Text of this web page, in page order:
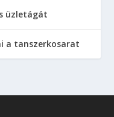
üzletágát
a tanszerkosarat